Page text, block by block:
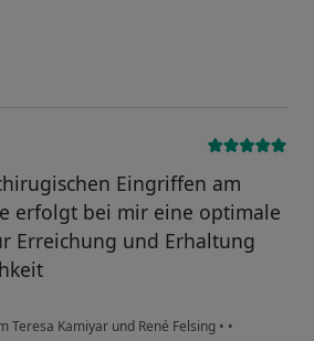
Eingriffen am
erfolgt bei mir eine optimale
Erreichung und Erhaltung
Teresa Kamiyar und René Felsing • •